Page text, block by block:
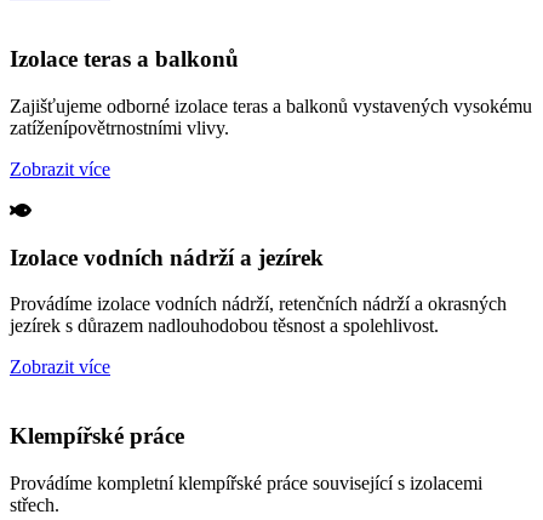
Izolace teras a balkonů
Zajišťujeme odborné izolace teras a balkonů vystavených vysokému
zatíženípovětrnostními vlivy.
Zobrazit více
Izolace vodních nádrží a jezírek
Provádíme izolace vodních nádrží, retenčních nádrží a okrasných
jezírek s důrazem nadlouhodobou těsnost a spolehlivost.
Zobrazit více
Klempířské práce
Provádíme kompletní klempířské práce související s izolacemi
střech.